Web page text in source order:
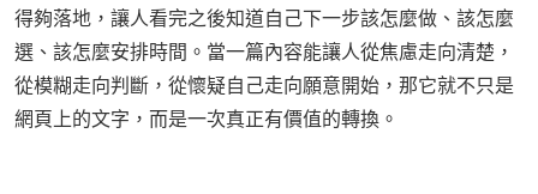
得夠落地，讓人看完之後知道自己下一步該怎麼做、該怎麼
選、該怎麼安排時間。當一篇內容能讓人從焦慮走向清楚，
從模糊走向判斷，從懷疑自己走向願意開始，那它就不只是
網頁上的文字，而是一次真正有價值的轉換。